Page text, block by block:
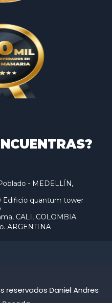
- MEDELLÍN,
Edificio quantum tower
CALI, COLOMBIA
ARGENTINA
reservados Daniel Andres